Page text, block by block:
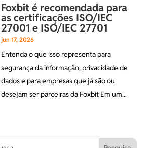
Foxbit é recomendada para
as certificações ISO/IEC
27001 e ISO/IEC 27701
jun 17, 2026
Entenda o que isso representa para
segurança da informação, privacidade de
dados e para empresas que já são ou
desejam ser parceiras da Foxbit Em um...